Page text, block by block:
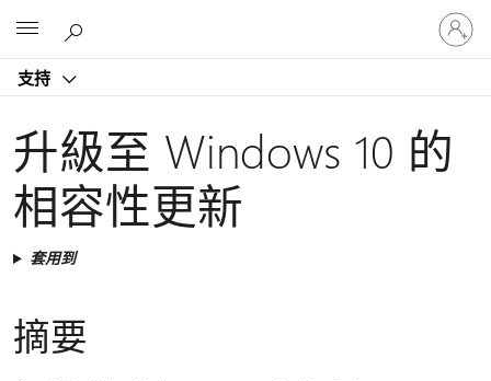
支持
登
入
您
戶
升級至 Windows 10 的
相容性更新
套用到
摘要